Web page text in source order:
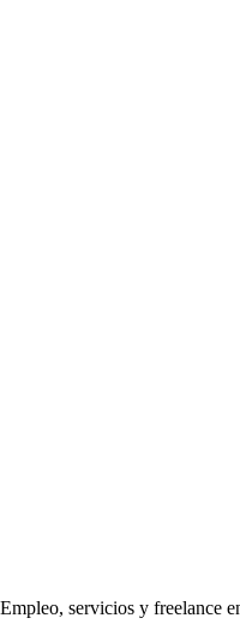
servicios y freelance